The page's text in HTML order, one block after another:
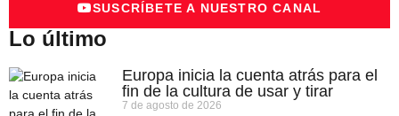
SUSCRÍBETE A NUESTRO CANAL
Lo último
Europa inicia la cuenta atrás para el
fin de la cultura de usar y tirar
7 de agosto de 2026